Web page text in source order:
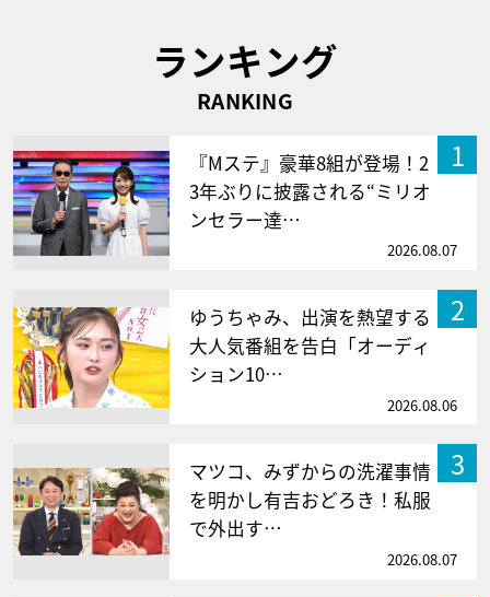
ランキング
RANKING
1
『Mステ』豪華8組が登場！2
3年ぶりに披露される“ミリオ
ンセラー達…
2026.08.07
2
ゆうちゃみ、出演を熱望する
大人気番組を告白「オーディ
ション10…
2026.08.06
3
マツコ、みずからの洗濯事情
を明かし有吉おどろき！私服
で外出す…
2026.08.07